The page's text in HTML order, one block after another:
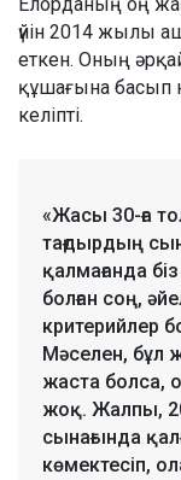
Елорданың оң
үйін 2014 жылы
еткен. Оның
құшағына басып
келіпті.
«Жасы 30-ға
тағдырдың
қалмағанда
болған соң,
критерийлер
Мәселен, бұл
жаста болса,
жоқ. Жалпы,
сынағында
көмектесіп,